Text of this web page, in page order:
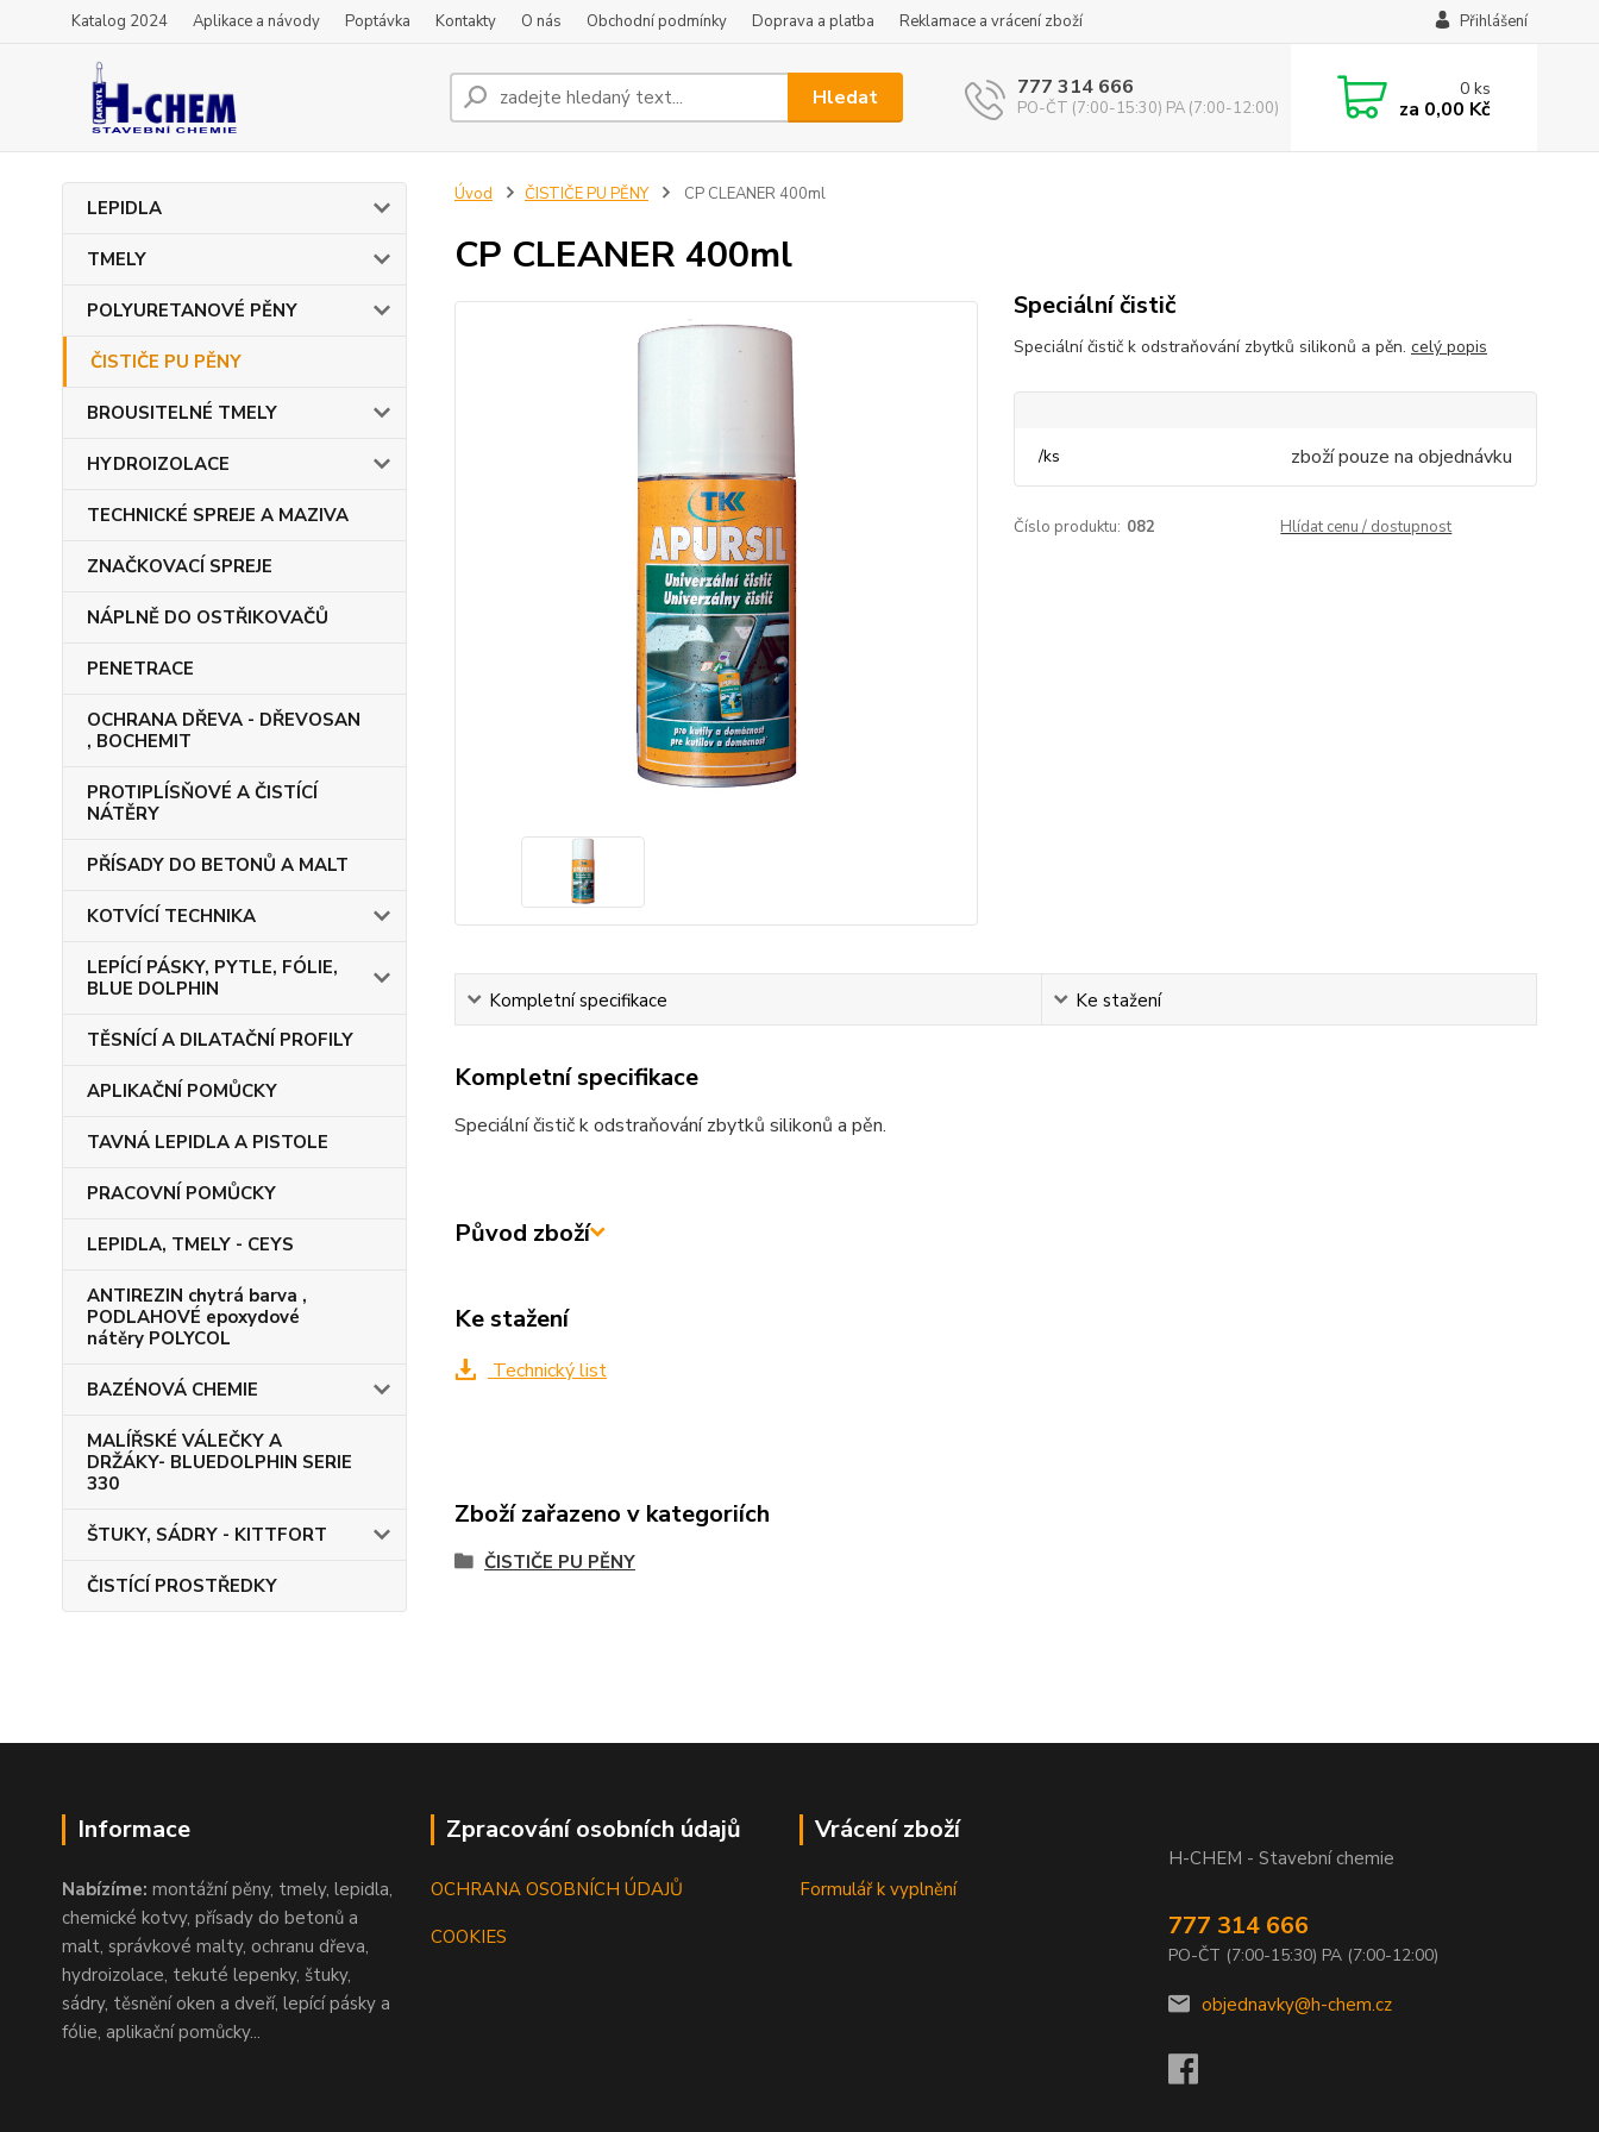
Katalog 2024 Aplikace a návody Poptávka Kontakty O nás Obchodní podmínky Doprava a platba Reklamace a vrácení zboží Přihlášení
Hledat 777 314 666
PO-ČT (7:00-15:30) PA (7:00-12:00)
0ks
za 0,00 Kč
LEPIDLA
TMELY
POLYURETANOVÉ PĚNY
ČISTIČE PU PĚNY
BROUSITELNÉ TMELY
HYDROIZOLACE
TECHNICKÉ SPREJE A MAZIVA
ZNAČKOVACÍ SPREJE
NÁPLNĚ DO OSTŘIKOVAČŮ
PENETRACE
OCHRANA DŘEVA - DŘEVOSAN
, BOCHEMIT
PROTIPLÍSŇOVÉ A ČISTÍCÍ
NÁTĚRY
PŘÍSADY DO BETONŮ A MALT
KOTVÍCÍ TECHNIKA
LEPÍCÍ PÁSKY, PYTLE, FÓLIE,
BLUE DOLPHIN
TĚSNÍCÍ A DILATAČNÍ PROFILY
APLIKAČNÍ POMŮCKY
TAVNÁ LEPIDLA A PISTOLE
PRACOVNÍ POMŮCKY
LEPIDLA, TMELY - CEYS
ANTIREZIN chytrá barva ,
PODLAHOVÉ epoxydové
nátěry POLYCOL
BAZÉNOVÁ CHEMIE
MALÍŘSKÉ VÁLEČKY A
DRŽÁKY- BLUEDOLPHIN SERIE
330
ŠTUKY, SÁDRY - KITTFORT
ČISTÍCÍ PROSTŘEDKY
Úvod ČISTIČE PU PĚNY CP CLEANER 400ml
CP CLEANER 400ml
Speciální čistič
Speciální čistič k odstraňování zbytků silikonů a pěn. celý popis
/ks zboží pouze na objednávku
Číslo produktu: 082 Hlídat cenu / dostupnost
Kompletní specifikace Ke stažení
Kompletní specifikace
Speciální čistič k odstraňování zbytků silikonů a pěn.
Původ zboží
Ke stažení
Technický list
Zboží zařazeno v kategoriích
ČISTIČE PU PĚNY
Informace
Nabízíme: montážní pěny, tmely, lepidla,
chemické kotvy, přísady do betonů a
malt, správkové malty, ochranu dřeva,
hydroizolace, tekuté lepenky, štuky,
sádry, těsnění oken a dveří, lepící pásky a
fólie, aplikační pomůcky...
Zpracování osobních údajů
OCHRANA OSOBNÍCH ÚDAJŮ
COOKIES
Vrácení zboží
Formulář k vyplnění
H-CHEM - Stavební chemie
777 314 666
PO-ČT (7:00-15:30) PA (7:00-12:00)
objednavky@h-chem.cz